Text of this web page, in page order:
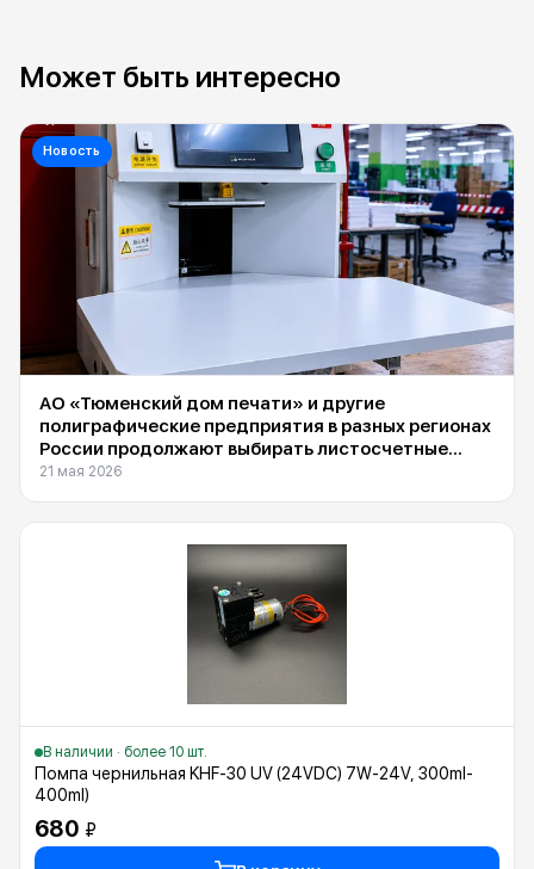
Может быть интересно
Новость
АО «Тюменский дом печати» и другие
полиграфические предприятия в разных регионах
России продолжают выбирать листосчетные
машины Suba DS-1600F, поставляемые
21 мая 2026
В наличии · более 10 шт.
Помпа чернильная KHF-30 UV (24VDC) 7W-24V, 300ml-
400ml)
680 ₽